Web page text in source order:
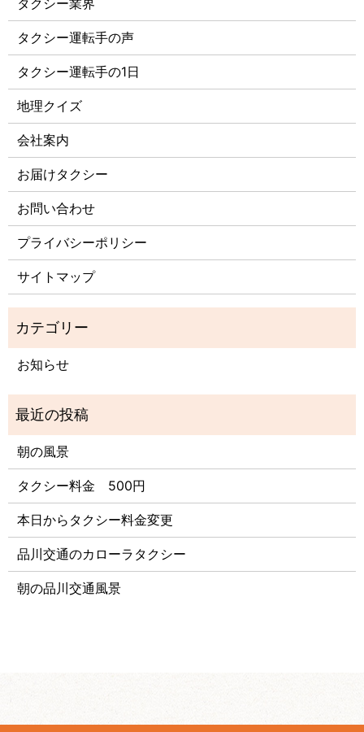
タクシー業界
タクシー運転手の声
タクシー運転手の1日
地理クイズ
会社案内
お届けタクシー
お問い合わせ
プライバシーポリシー
サイトマップ
お知らせ
朝の風景
タクシー料金 500円
本日からタクシー料金変更
品川交通のカローラタクシー
朝の品川交通風景